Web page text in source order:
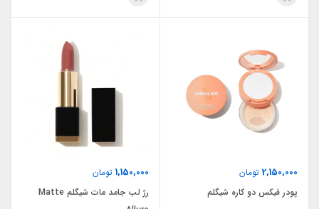
2,150,000 تومان
پودر فیکس دو کاره شیگلم
1,150,000 تومان
رژ لب جامد مات شیگلم Matte